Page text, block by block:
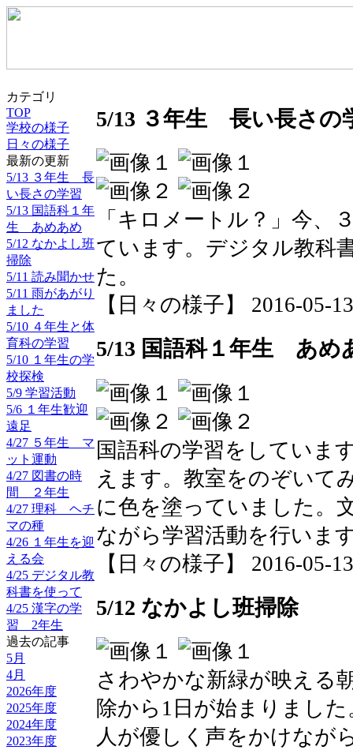
カテゴリ
TOP
学校の様子
日々の様子
最新の更新
5/13 ３年生 長
い長さの学習
5/13 国語科１年
生 あめあめ
5/12 なかよし班
掃除
5/11 読み聞かせ
5/11 雨があがり
ました
5/10 ４年生と体
育科の学習
5/10 １年生の学
校探検
5/9 学習活動
5/6 １年生歓迎
遠足
4/27 ５年生 マ
ット運動
4/27 図書の時
間 ２年生
4/27 理科 ヘチ
マの種
4/26 １年生を迎
える会
4/25 デジタル教
科書を使って
4/25 漢字の学
習 2年生
過去の記事
5月
4月
2026年度
2025年度
2024年度
2023年度
5/13 ３年生 長い長さの
「キロメートル？」今、
ています。デジタル教科
た。
【日々の様子】 2016-05-
5/13 国語科１年生 あめ
国語科の学習をしていま
えます。教室をのぞいて
に色を塗っていました。
ながら学習活動を行いま
【日々の様子】 2016-05-
5/12 なかよし班掃除
さわやかな新緑が映える
除から1日が始まりまし
人が優しく声をかけなが